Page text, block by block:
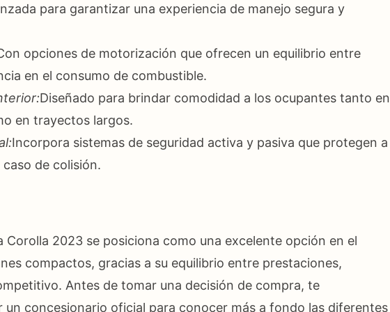
para garantizar una experiencia de manejo segura y
opciones de motorización que ofrecen un equilibrio entre
en el consumo de combustible.
Diseñado para brindar comodidad a los ocupantes tanto en
en trayectos largos.
Incorpora sistemas de seguridad activa y pasiva que protegen a
de colisión.
Corolla 2023 se posiciona como una excelente opción en el
compactos, gracias a su equilibrio entre prestaciones,
Antes de tomar una decisión de compra, te
un concesionario oficial para conocer más a fondo las diferentes